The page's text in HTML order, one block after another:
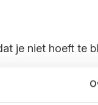
je niet hoeft te